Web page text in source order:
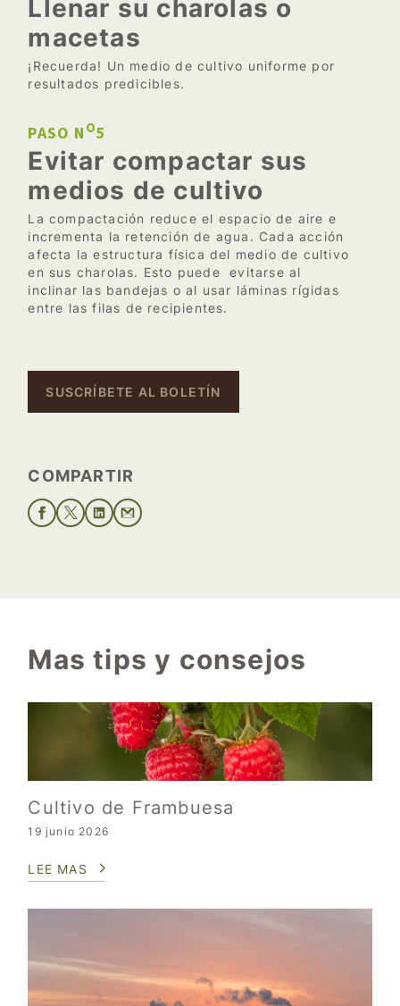
Llenar su charolas o
macetas
¡Recuerda! Un medio de cultivo uniforme por
resultados predicibles.
PASO N O5
Evitar compactar sus
medios de cultivo
La compactación reduce el espacio de aire e
incrementa la retención de agua. Cada acción
afecta la estructura física del medio de cultivo
en sus charolas. Esto puede evitarse al
inclinar las bandejas o al usar láminas rígidas
entre las filas de recipientes.
SUSCRÍBETE AL BOLETÍN
COMPARTIR
Mas tips y consejos
Cultivo de Frambuesa
19 junio 2026
LEE MAS